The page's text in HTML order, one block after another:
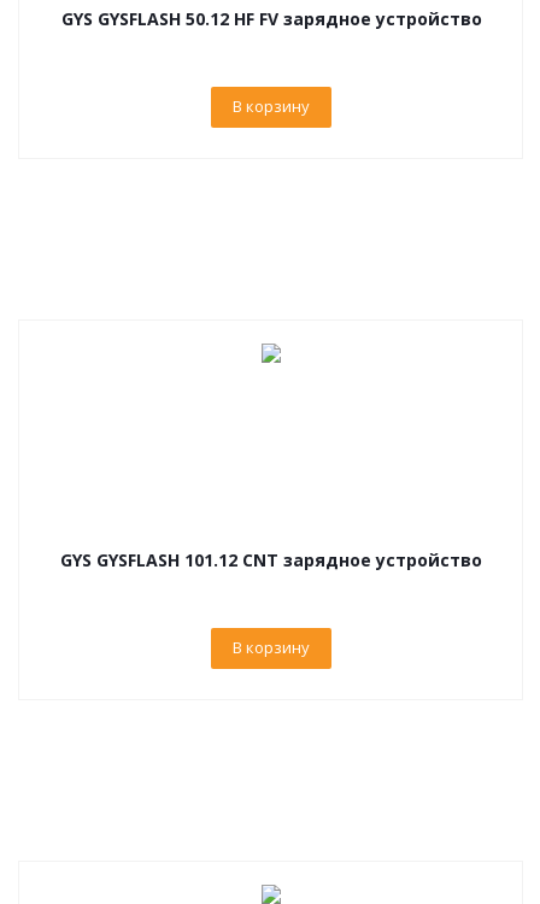
GYS GYSFLASH 50.12 HF FV зарядное устройство
В корзину
GYS GYSFLASH 101.12 CNT зарядное устройство
В корзину